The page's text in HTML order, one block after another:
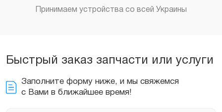
Принимаем устройства со всей Украины
Быстрый заказ запчасти или услуги
Заполните форму ниже, и мы свяжемся
с Вами в ближайшее время!